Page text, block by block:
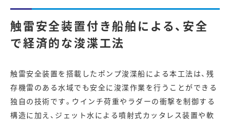
触雷安全装置付き船舶による、安全
で経済的な浚渫工法
触雷安全装置を搭載したポンプ浚渫船による本工法は、残
存機雷のある水域でも安全に浚渫作業を行うことができる
独自の技術です。ウインチ荷重やラダーの衝撃を制御する
構造に加え、ジェット水による噴射式カッタレス装置や軟